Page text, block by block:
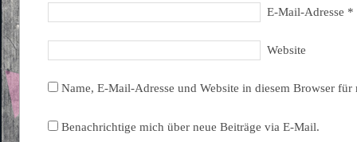
E-Mail-Adresse *
Website
Name, E-Mail-Adresse und Website in diesem Browser
Benachrichtige mich über neue Beiträge via E-Mail.